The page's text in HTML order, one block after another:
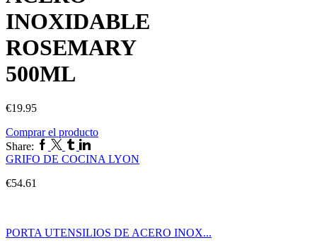
INOXIDABLE
ROSEMARY
500ML
€19.95
Comprar el producto
Share: Facebook
Twitter
TumblrLinkedin
GRIFO DE COCINA LYON
€54.61
PORTA UTENSILIOS DE ACERO INOX...